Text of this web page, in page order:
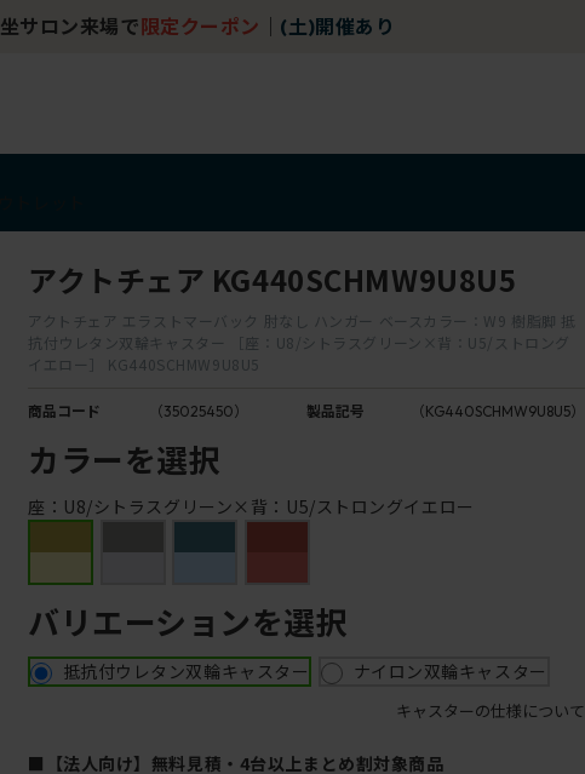
坐サロン来場で 限定クーポン (土)開催あり
アクトチェア KG440SCHMW9U8U5
アクトチェア エラストマーバック 肘なし ハンガー ベースカラー：W9 樹脂脚 抵
抗付ウレタン双輪キャスター ［座：U8/シトラスグリーン×背：U5/ストロング
イエロー］ KG440SCHMW9U8U5
商品コード （35025450） 製品記号 （KG440SCHMW9U8U5）
カラーを選択
座：U8/シトラスグリーン×背：U5/ストロングイエロー
バリエーションを選択
抵抗付ウレタン双輪キャスター ナイロン双輪キャスター
キャスターの仕様について
■【法人向け】無料見積・4台以上まとめ割対象商品